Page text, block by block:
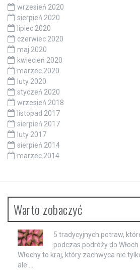
wrzesień 2020
sierpień 2020
lipiec 2020
czerwiec 2020
maj 2020
kwiecień 2020
marzec 2020
luty 2020
styczeń 2020
wrzesień 2018
listopad 2017
sierpień 2017
luty 2017
sierpień 2014
marzec 2014
Warto zobaczyć
5 tradycyjnych potraw,
podczas podróży do Włoch
Włochy to kraj, który zachwyca nie
ale …